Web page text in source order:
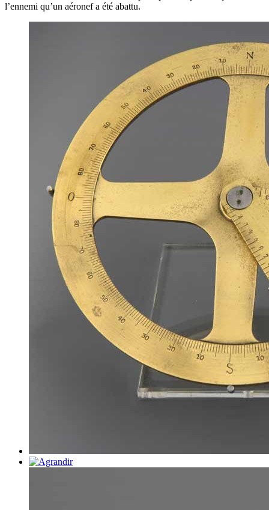
l’ennemi qu’un aéronef a été abattu.